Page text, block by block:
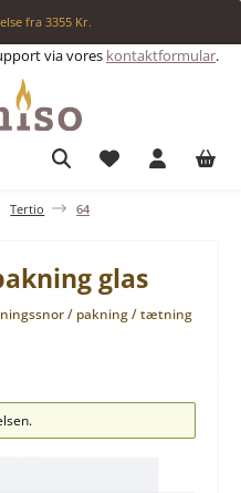
fra 3355 Kr.
via vores kontaktformular.
Du har 0
Tertio 64
glas
/ pakning / tætning